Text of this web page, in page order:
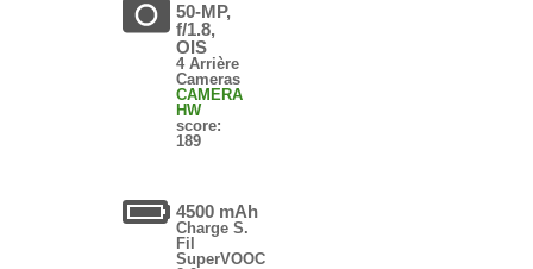
50-MP,
f/1.8,
OIS
4 Arrière
Cameras
CAMERA
HW
score:
189
4500 mAh
Charge S.
Fil
SuperVOOC